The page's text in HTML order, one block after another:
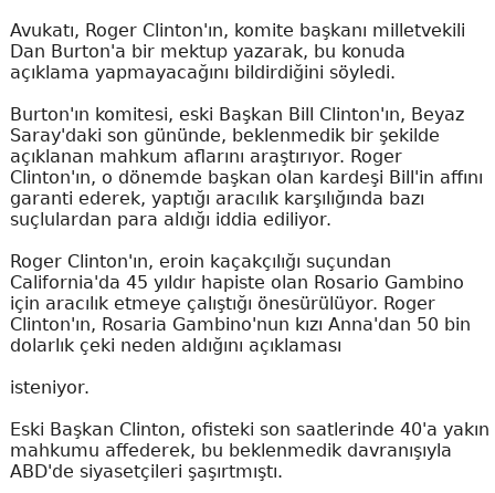
Avukatı, Roger Clinton'ın, komite başkanı milletvekili
Dan Burton'a bir mektup yazarak, bu konuda
açıklama yapmayacağını bildirdiğini söyledi.
Burton'ın komitesi, eski Başkan Bill Clinton'ın, Beyaz
Saray'daki son gününde, beklenmedik bir şekilde
açıklanan mahkum aflarını araştırıyor. Roger
Clinton'ın, o dönemde başkan olan kardeşi Bill'in affını
garanti ederek, yaptığı aracılık karşılığında bazı
suçlulardan para aldığı iddia ediliyor.
Roger Clinton'ın, eroin kaçakçılığı suçundan
California'da 45 yıldır hapiste olan Rosario Gambino
için aracılık etmeye çalıştığı önesürülüyor. Roger
Clinton'ın, Rosaria Gambino'nun kızı Anna'dan 50 bin
dolarlık çeki neden aldığını açıklaması
isteniyor.
Eski Başkan Clinton, ofisteki son saatlerinde 40'a yakın
mahkumu affederek, bu beklenmedik davranışıyla
ABD'de siyasetçileri şaşırtmıştı.